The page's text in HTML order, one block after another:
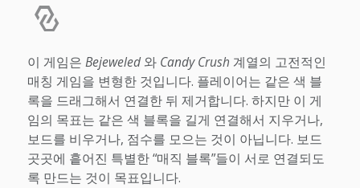
이 게임은 Bejeweled와 Candy Crush 계열의 고전적인
매칭 게임을 변형한 것입니다. 플레이어는 같은 색 블
록을 드래그해서 연결한 뒤 제거합니다. 하지만 이 게
임의 목표는 같은 색 블록을 길게 연결해서 지우거나,
보드를 비우거나, 점수를 모으는 것이 아닙니다. 보드
곳곳에 흩어진 특별한 “매직 블록”들이 서로 연결되도
록 만드는 것이 목표입니다.